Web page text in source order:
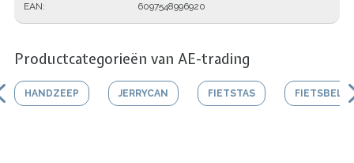
EAN 6097548996920
Productcategorieën van AE-trading
HANDZEEP JERRYCAN FIETSTAS FIETSBEL